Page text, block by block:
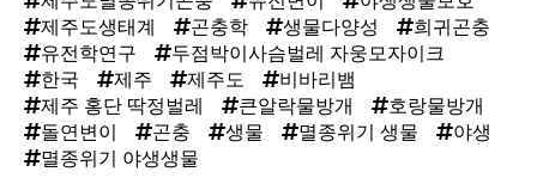
제주도생태계
곤충학 생물다양성
희귀곤충
유전학연구
두점박이사슴벌레 자웅모자이크
한국
제주 제주도
비바리뱀
제주 홍단 딱정벌레
큰알락물방개
호랑물방개
돌연변이
곤충 생물 멸종위기 생물
야생
멸종위기 야생생물